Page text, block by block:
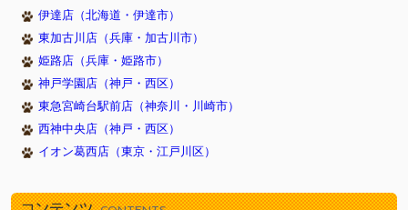
2026/05/09新しく８頭やってきました！（イオン葛西店）
2026/05/02新しく９頭やってきました！（武蔵狭山店）
2026/05/02新しく９頭やってきました！（瑞江店）
2026/05/02新しく５頭やってきました！（新浦安店）
2026/04/26新しく９頭やってきました！（武蔵狭山店）
2026/04/26 新しく６頭やってきました！（津田沼店）
伊達店（北海道・伊達市）
東加古川店（兵庫・加古川市）
姫路店（兵庫・姫路市）
神戸学園店（神戸・西区）
東急宮崎台駅前店（神奈川・川崎市）
西神中央店（神戸・西区）
イオン葛西店（東京・江戸川区）